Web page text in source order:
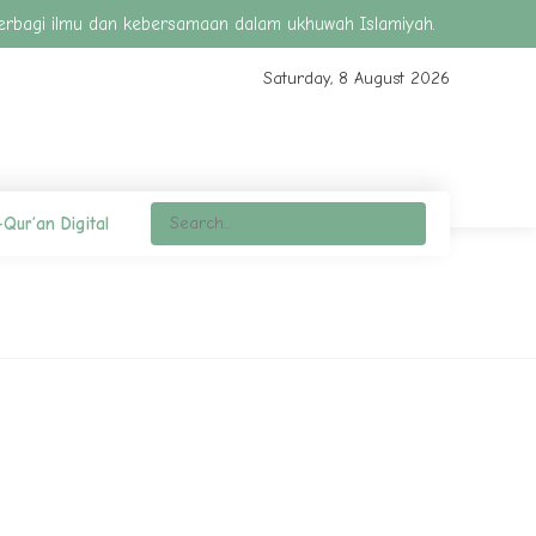
ilmu dan kebersamaan dalam ukhuwah Islamiyah.
Saturday, 8 August 2026
Digital